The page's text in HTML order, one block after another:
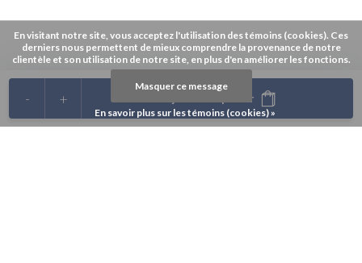
+
- Ajouter au panier
En visitant notre site, vous acceptez l'utilisation des témoins (cookies). Ces
derniers nous permettent de mieux comprendre la provenance de notre
clientèle et son utilisation de notre site, en plus d'en améliorer les fonctions.
Masquer ce message
En savoir plus sur les témoins (cookies) »